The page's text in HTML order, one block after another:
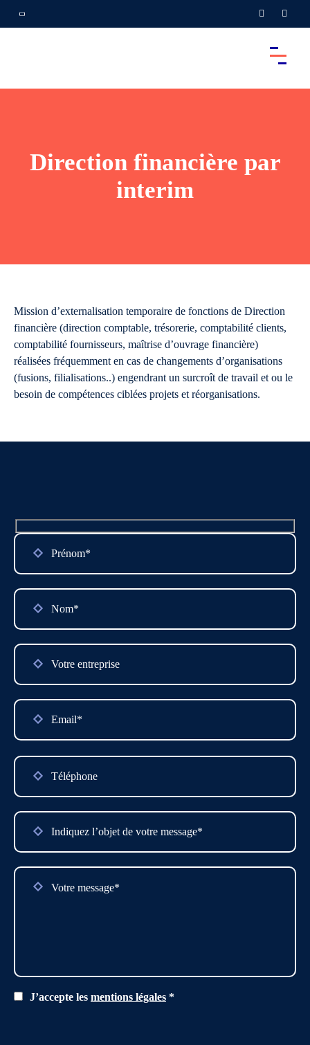
Direction financière par
interim
Mission d’externalisation temporaire de fonctions de Direction
financière (direction comptable, trésorerie, comptabilité clients,
comptabilité fournisseurs, maîtrise d’ouvrage financière)
réalisées fréquemment en cas de changements d’organisations
(fusions, filialisations..) engendrant un surcroît de travail et ou le
besoin de compétences ciblées projets et réorganisations.
Please
leave
field
empty.
J’accepte les mentions légales *